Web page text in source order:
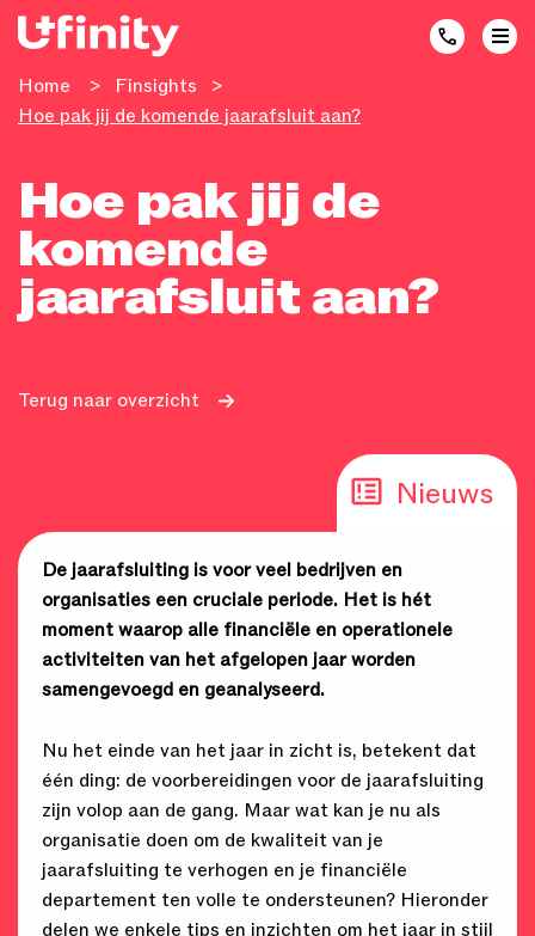
Home > Finsights
>
Hoe pak jij de komende jaarafsluit aan?
Hoe pak jij de
komende
jaarafsluit aan?
Terug naar overzicht
Nieuws
De jaarafsluiting is voor veel bedrijven en
organisaties een cruciale periode. Het is hét
moment waarop alle financiële en operationele
activiteiten van het afgelopen jaar worden
samengevoegd en geanalyseerd.
Nu het einde van het jaar in zicht is, betekent dat
één ding: de voorbereidingen voor de jaarafsluiting
zijn volop aan de gang. Maar wat kan je nu als
organisatie doen om de kwaliteit van je
jaarafsluiting te verhogen en je financiële
departement ten volle te ondersteunen? Hieronder
delen we enkele tips en inzichten om het jaar in stijl